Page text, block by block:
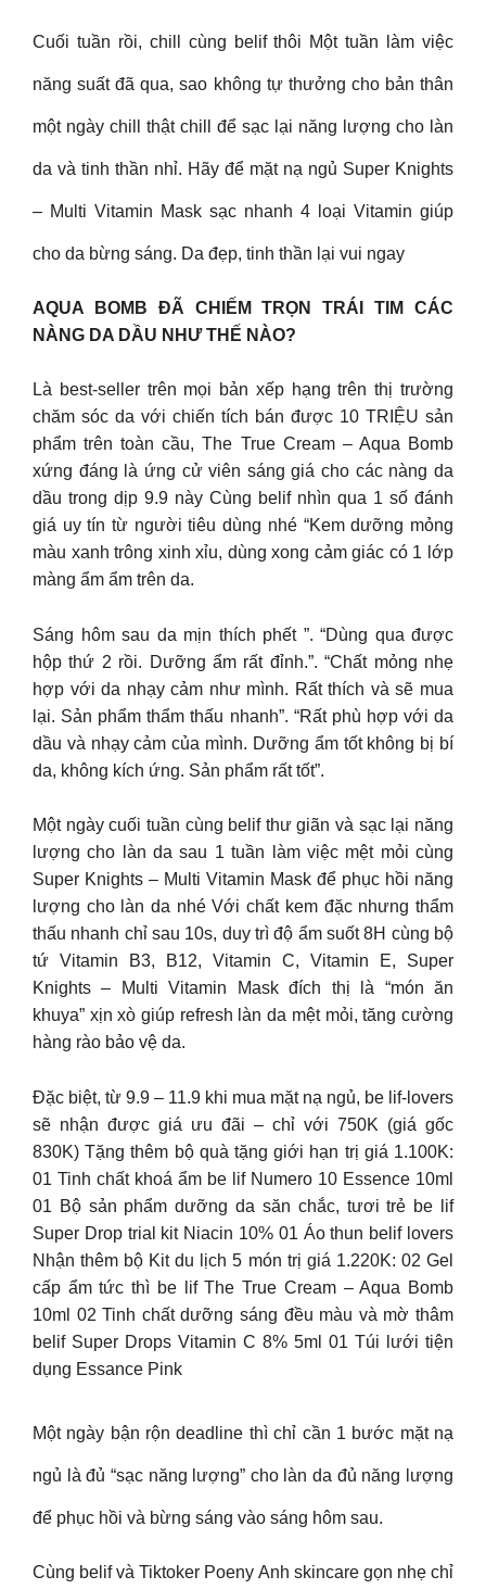
Cuối tuần rồi, chill cùng belif thôi Một tuần làm việc
năng suất đã qua, sao không tự thưởng cho bản thân
một ngày chill thật chill để sạc lại năng lượng cho làn
da và tinh thần nhỉ. Hãy để mặt nạ ngủ Super Knights
– Multi Vitamin Mask sạc nhanh 4 loại Vitamin giúp
cho da bừng sáng. Da đẹp, tinh thần lại vui ngay
AQUA BOMB ĐÃ CHIẾM TRỌN TRÁI TIM CÁC
NÀNG DA DẦU NHƯ THẾ NÀO?
Là best-seller trên mọi bản xếp hạng trên thị trường
chăm sóc da với chiến tích bán được 10 TRIỆU sản
phẩm trên toàn cầu, The True Cream – Aqua Bomb
xứng đáng là ứng cử viên sáng giá cho các nàng da
dầu trong dịp 9.9 này Cùng belif nhìn qua 1 số đánh
giá uy tín từ người tiêu dùng nhé “Kem dưỡng mỏng
màu xanh trông xinh xỉu, dùng xong cảm giác có 1 lớp
màng ẩm ẩm trên da.
Sáng hôm sau da mịn thích phết ”. “Dùng qua được
hộp thứ 2 rồi. Dưỡng ẩm rất đỉnh.”. “Chất mỏng nhẹ
hợp với da nhạy cảm như mình. Rất thích và sẽ mua
lại. Sản phẩm thẩm thấu nhanh”. “Rất phù hợp với da
dầu và nhạy cảm của mình. Dưỡng ẩm tốt không bị bí
da, không kích ứng. Sản phẩm rất tốt”.
Một ngày cuối tuần cùng belif thư giãn và sạc lại năng
lượng cho làn da sau 1 tuần làm việc mệt mỏi cùng
Super Knights – Multi Vitamin Mask để phục hồi năng
lượng cho làn da nhé Với chất kem đặc nhưng thẩm
thấu nhanh chỉ sau 10s, duy trì độ ẩm suốt 8H cùng bộ
tứ Vitamin B3, B12, Vitamin C, Vitamin E, Super
Knights – Multi Vitamin Mask đích thị là “món ăn
khuya” xịn xò giúp refresh làn da mệt mỏi, tăng cường
hàng rào bảo vệ da.
Đặc biệt, từ 9.9 – 11.9 khi mua mặt nạ ngủ, be lif-lovers
sẽ nhận được giá ưu đãi – chỉ với 750K (giá gốc
830K) Tặng thêm bộ quà tặng giới hạn trị giá 1.100K:
01 Tinh chất khoá ẩm be lif Numero 10 Essence 10ml
01 Bộ sản phẩm dưỡng da săn chắc, tươi trẻ be lif
Super Drop trial kit Niacin 10% 01 Áo thun belif lovers
Nhận thêm bộ Kit du lịch 5 món trị giá 1.220K: 02 Gel
cấp ẩm tức thì be lif The True Cream – Aqua Bomb
10ml 02 Tinh chất dưỡng sáng đều màu và mờ thâm
belif Super Drops Vitamin C 8% 5ml 01 Túi lưới tiện
dụng Essance Pink
Một ngày bận rộn deadline thì chỉ cần 1 bước mặt nạ
ngủ là đủ “sạc năng lượng” cho làn da đủ năng lượng
để phục hồi và bừng sáng vào sáng hôm sau.
Cùng belif và Tiktoker Poeny Anh skincare gọn nhẹ chỉ